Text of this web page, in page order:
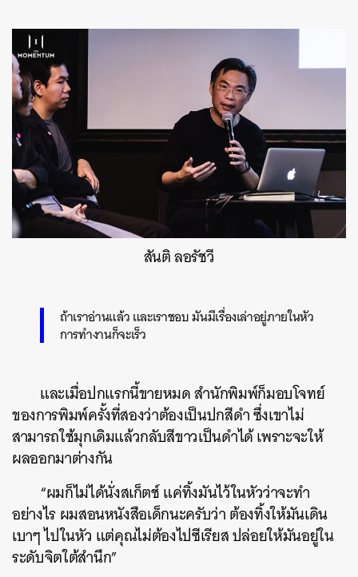
สันติ ลอรัชวี
ถ้าเราอ่านแล้ว และเราชอบ มันมีเรื่องเล่าอยู่ภายในหัว
การทำงานก็จะเร็ว
และเมื่อปกแรกนี้ขายหมด สำนักพิมพ์ก็มอบโจทย์
ของการพิมพ์ครั้งที่สองว่าต้องเป็นปกสีดำ ซึ่งเขาไม่
สามารถใช้มุกเดิมแล้วกลับสีขาวเป็นดำได้ เพราะจะให้
ผลออกมาต่างกัน
“ผมก็ไม่ได้นั่งสเก็ตช์ แค่ทิ้งมันไว้ในหัวว่าจะทำ
อย่างไร ผมสอนหนังสือเด็กนะครับว่า ต้องทิ้งให้มันเดิน
เบาๆ ไปในหัว แต่คุณไม่ต้องไปซีเรียส ปล่อยให้มันอยู่ใน
ระดับจิตใต้สำนึก”